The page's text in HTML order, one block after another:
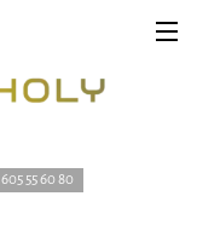
605 55 60 80